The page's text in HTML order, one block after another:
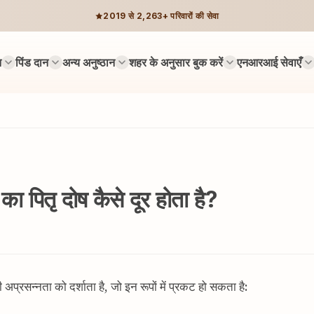
2019 से 2,263+ परिवारों की सेवा
पिंड दान अन्य अनुष्ठान शहर के अनुसार बुक करें एनआरआई सेवाएँ
पितृ दोष कैसे दूर होता है?
को दर्शाता है, जो इन रूपों में प्रकट हो सकता है: